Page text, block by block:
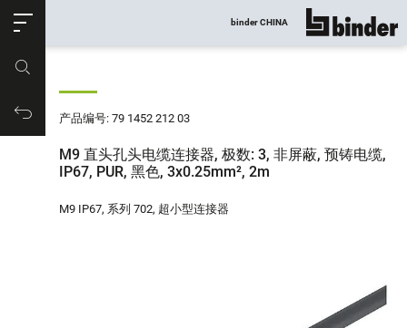
购物车
binder CHINA 显示所有
产品编号: 79 1452 212 03
M9 直头孔头电缆连接器, 极数: 3, 非屏蔽, 预铸电缆,
IP67, PUR, 黑色, 3x0.25mm², 2m
M9 IP67, 系列 702, 超小型连接器